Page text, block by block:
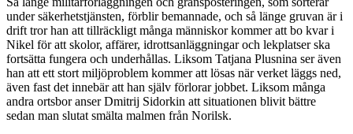
under säkerhetstjänsten, förblir bemannade, och så länge gruvan är i
drift tror han att tillräckligt många människor kommer att bo kvar i
Nikel för att skolor, affärer, idrottsanläggningar och lekplatser ska
fortsätta fungera och underhållas. Liksom Tatjana Plusnina ser även
han att ett stort miljöproblem kommer att lösas när verket läggs ned,
även fast det innebär att han själv förlorar jobbet. Liksom många
andra ortsbor anser Dmitrij Sidorkin att situationen blivit bättre
sedan man slutat smälta malmen från Norilsk.